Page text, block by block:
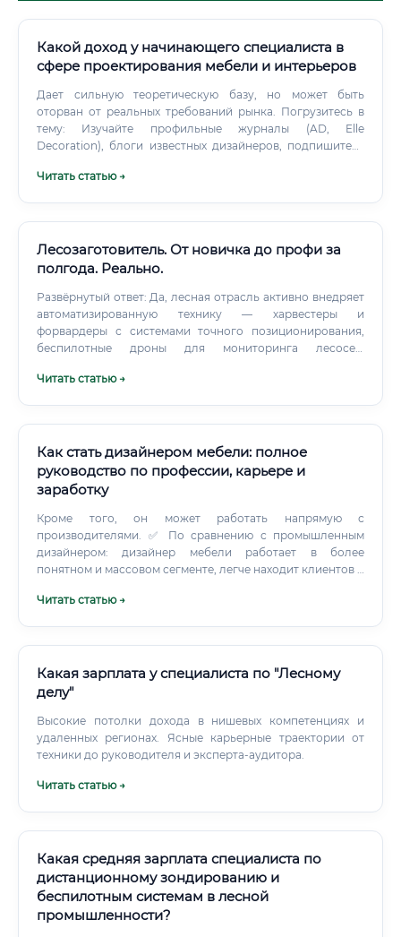
Какой доход у начинающего специалиста в
сфере проектирования мебели и интерьеров
Дает сильную теоретическую базу, но может быть
оторван от реальных требований рынка. Погрузитесь в
тему: Изучайте профильные журналы (AD, Elle
Decoration), блоги известных дизайнеров, подпишитесь
Читать статью →
Лесозаготовитель. От новичка до профи за
полгода. Реально.
Развёрнутый ответ: Да, лесная отрасль активно внедряет
автоматизированную технику — харвестеры и
форвардеры с системами точного позиционирования,
беспилотные дроны для мониторинга лесосек,
Искусственный интеллект уже используется для
Читать статью →
Как стать дизайнером мебели: полное
руководство по профессии, карьере и
заработку
Кроме того, он может работать напрямую с
производителями. ✅ По сравнению с промышленным
дизайнером: дизайнер мебели работает в более
понятном и массовом сегменте, легче находит клиентов и
Читать статью →
Какая зарплата у специалиста по "Лесному
делу"
Высокие потолки дохода в нишевых компетенциях и
удаленных регионах. Ясные карьерные траектории от
техники до руководителя и эксперта-аудитора.
Читать статью →
Какая средняя зарплата специалиста по
дистанционному зондированию и
беспилотным системам в лесной
промышленности?